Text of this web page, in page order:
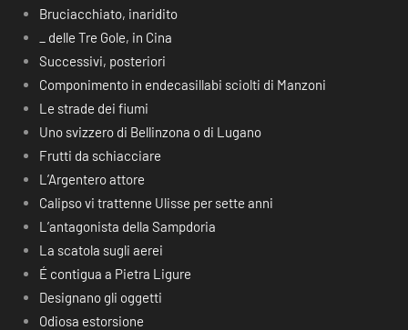
Bruciacchiato, inaridito
_ delle Tre Gole, in Cina
Successivi, posteriori
Componimento in endecasillabi sciolti di Manzoni
Le strade dei fiumi
Uno svizzero di Bellinzona o di Lugano
Frutti da schiacciare
L’Argentero attore
Calipso vi trattenne Ulisse per sette anni
L’antagonista della Sampdoria
La scatola sugli aerei
É contigua a Pietra Ligure
Designano gli oggetti
Odiosa estorsione